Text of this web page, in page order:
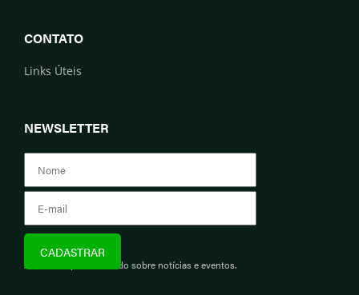
CONTATO
Links Úteis
NEWSLETTER
Assine e fique informado sobre notícias e eventos.